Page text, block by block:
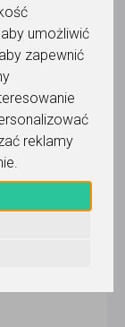
aby umożliwić
aby zapewnić
reklamy